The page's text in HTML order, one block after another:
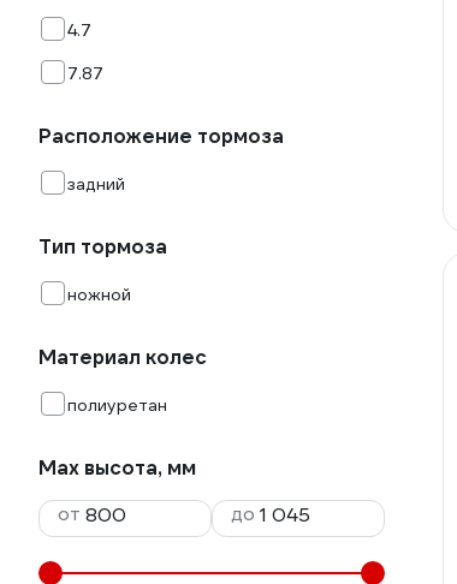
4.7
7.87
Расположение тормоза
задний
Тип тормоза
ножной
Материал колес
полиуретан
Max высота, мм
от
до